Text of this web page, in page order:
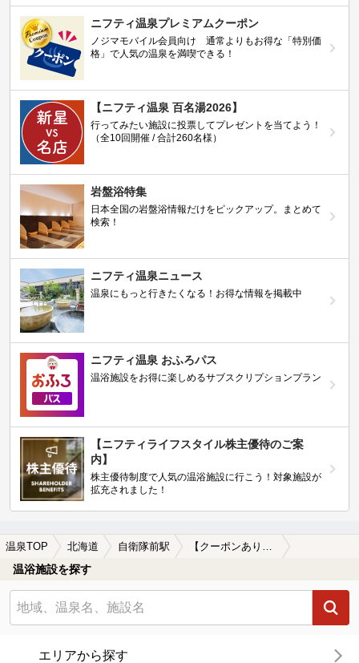
ニフティ温泉プレミアムクーポン
ノジマモバイル会員向け 通常よりもお得な「特別価
格」で人気の温泉を満喫できる！
【ニフティ温泉 百名湯2026】
行ってみたい施設に投票してプレゼントを当てよう！
（全10回開催 / 合計260名様）
岩盤浴特集
日本全国の岩盤浴情報だけをピックアップ。まとめて
検索！
ニフティ温泉ニュース
温泉にもっと行きたくなる！お得な情報を掲載中
ニフティ温泉 おふろパス
温浴施設をお得に楽しめるサブスクリプションプラン
【ニフティライフスタイル株主優待のご案
内】
株主優待制度で人気の温浴施設に行こう！対象施設が
拡充されました！
温泉TOP 北海道 自衛隊前駅
温浴施設を探す
エリアから探す